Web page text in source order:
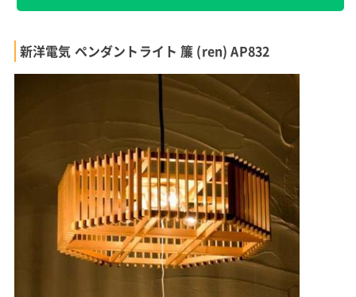
新洋電気 ペンダントライト 簾 (ren) AP832